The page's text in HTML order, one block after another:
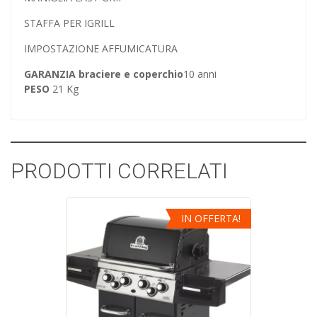
STAFFA PER IGRILL
IMPOSTAZIONE AFFUMICATURA
GARANZIA braciere e coperchio10 anni
PESO 21 Kg
PRODOTTI CORRELATI
IN OFFERTA!